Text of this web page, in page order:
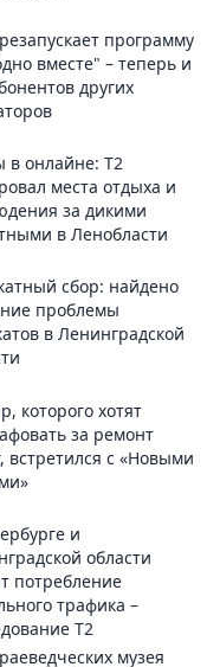
программу
вместе" – теперь и
других
в онлайне: Т2
места отдыха и
за дикими
в Ленобласти
сбор: найдено
проблемы
в Ленинградской
которого хотят
за ремонт
встретился с «Новыми
и
области
потребление
трафика –
T2
музея